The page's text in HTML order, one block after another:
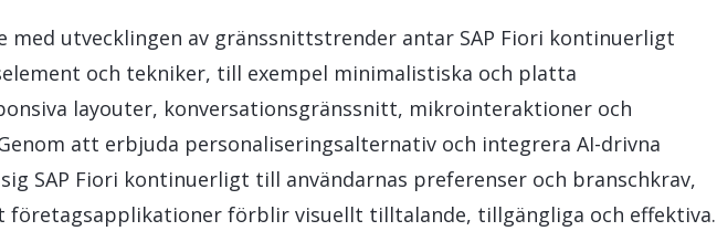
med utvecklingen av gränssnittstrender antar SAP Fiori kontinuerligt
och tekniker, till exempel minimalistiska och platta
layouter, konversationsgränssnitt, mikrointeraktioner och
att erbjuda personaliseringsalternativ och integrera AI-drivna
SAP Fiori kontinuerligt till användarnas preferenser och branschkrav,
företagsapplikationer förblir visuellt tilltalande, tillgängliga och effektiva.